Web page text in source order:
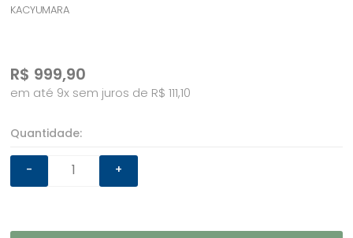
KACYUMARA
R$ 999,90
em até 9x sem juros de R$ 111,10
Quantidade:
-
+